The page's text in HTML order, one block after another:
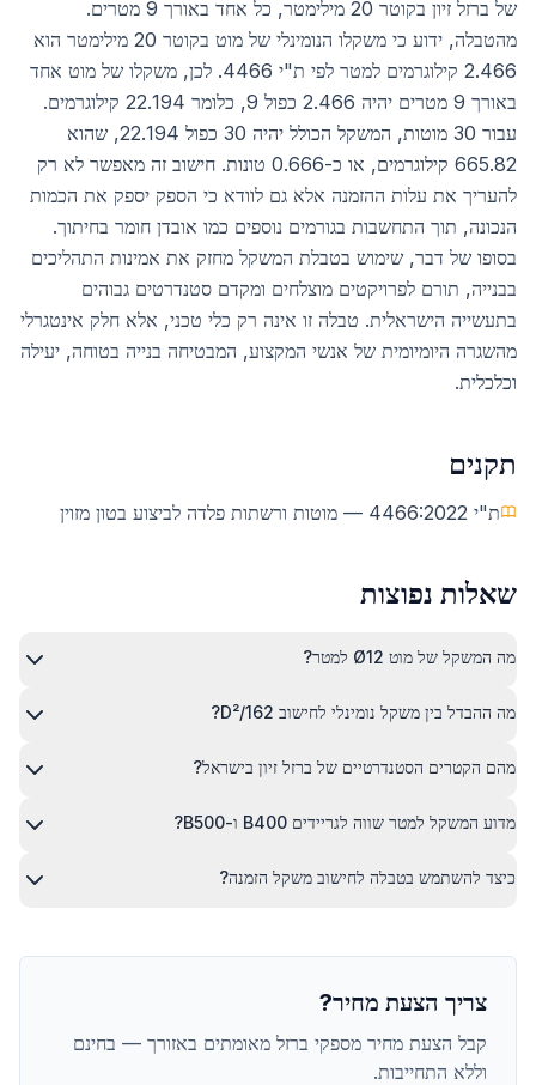
של ברזל זיון בקוטר 20 מילימטר, כל אחד באורך 9 מטרים.
מהטבלה, ידוע כי משקלו הנומינלי של מוט בקוטר 20 מילימטר הוא
2.466 קילוגרמים למטר לפי ת"י 4466. לכן, משקלו של מוט אחד
באורך 9 מטרים יהיה 2.466 כפול 9, כלומר 22.194 קילוגרמים.
עבור 30 מוטות, המשקל הכולל יהיה 30 כפול 22.194, שהוא
665.82 קילוגרמים, או כ-0.666 טונות. חישוב זה מאפשר לא רק
להעריך את עלות ההזמנה אלא גם לוודא כי הספק יספק את הכמות
הנכונה, תוך התחשבות בגורמים נוספים כמו אובדן חומר בחיתוך.
בסופו של דבר, שימוש בטבלת המשקל מחזק את אמינות התהליכים
בבנייה, תורם לפרויקטים מוצלחים ומקדם סטנדרטים גבוהים
בתעשייה הישראלית. טבלה זו אינה רק כלי טכני, אלא חלק אינטגרלי
מהשגרה היומיומית של אנשי המקצוע, המבטיחה בנייה בטוחה, יעילה
וכלכלית.
תקנים
ת"י 4466:2022 — מוטות ורשתות פלדה לביצוע בטון מזוין
שאלות נפוצות
מה המשקל של מוט Ø12 למטר?
מה ההבדל בין משקל נומינלי לחישוב D²/162?
מהם הקטרים הסטנדרטיים של ברזל זיון בישראל?
מדוע המשקל למטר שווה לגריידים B400 ו-B500?
כיצד להשתמש בטבלה לחישוב משקל הזמנה?
צריך הצעת מחיר?
קבל הצעת מחיר מספקי ברזל מאומתים באזורך — בחינם
וללא התחייבות.